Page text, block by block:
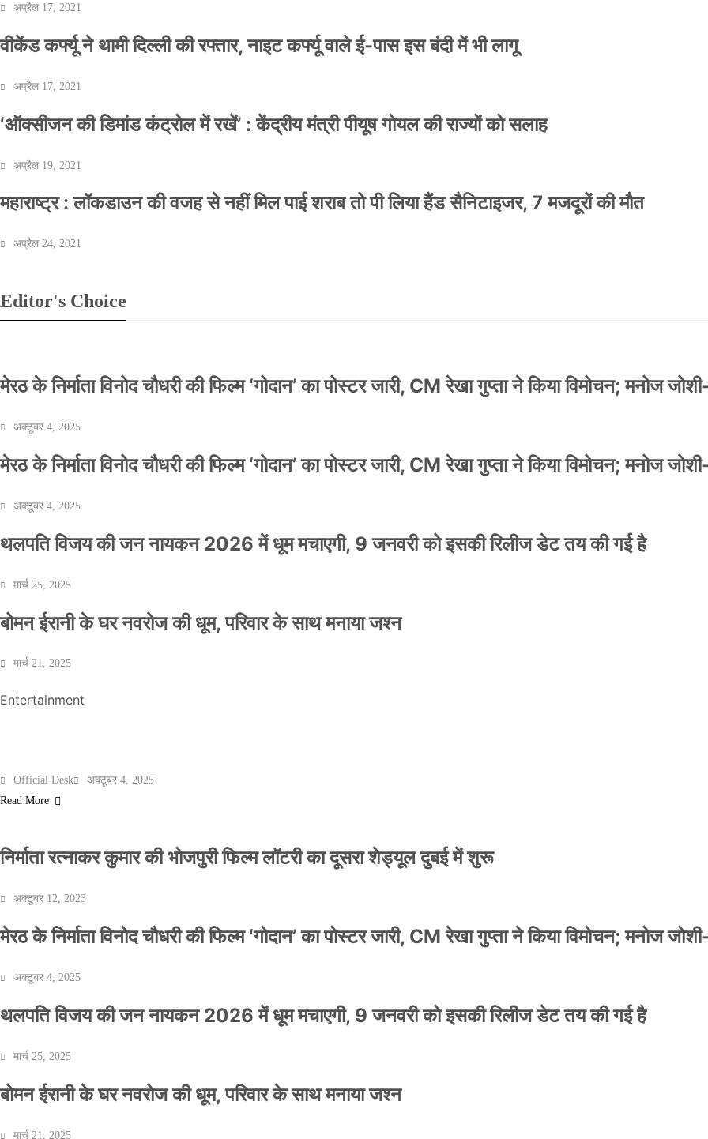
अप्रैल 17, 2021
वीकेंड कर्फ्यू ने थामी दिल्ली की रफ्तार, नाइट कर्फ्यू वाले ई-पास इस बंदी में भी लागू
अप्रैल 17, 2021
‘ऑक्सीजन की डिमांड कंट्रोल में रखें’ : केंद्रीय मंत्री पीयूष गोयल की राज्यों को सलाह
अप्रैल 19, 2021
महाराष्ट्र : लॉकडाउन की वजह से नहीं मिल पाई शराब तो पी लिया हैंड सैनिटाइजर, 7 मजदूरों की मौत
अप्रैल 24, 2021
Editor's Choice
मेरठ के निर्माता विनोद चौधरी की फिल्म ‘गोदान’ का पोस्टर जारी, CM रेखा गुप्ता ने किया विमोचन; मनोज
अक्टूबर 4, 2025
मेरठ के निर्माता विनोद चौधरी की फिल्म ‘गोदान’ का पोस्टर जारी, CM रेखा गुप्ता ने किया विमोचन; मनोज
अक्टूबर 4, 2025
थलपति विजय की जन नायकन 2026 में धूम मचाएगी, 9 जनवरी को इसकी रिलीज डेट तय की गई है
मार्च 25, 2025
बोमन ईरानी के घर नवरोज की धूम, परिवार के साथ मनाया जश्न
मार्च 21, 2025
NEWS
बॉलीवुड के बाद अब डिफेंस टाइकून साहिल लूथरा को मिली जान से मारने की
धमकियाँ : सेलिब्रिटी टारगेटिंग जैसा हूबहू पैटर्न का खुलासा
Official Desk
Entertainment
Official Desk
अक्टूबर 4, 2025
Read More
निर्माता रत्नाकर कुमार की भोजपुरी फिल्म लॉटरी का दूसरा शेड्यूल दुबई में शुरू
अक्टूबर 12, 2023
मेरठ के निर्माता विनोद चौधरी की फिल्म ‘गोदान’ का पोस्टर जारी, CM रेखा गुप्ता ने किया विमोचन; मनोज
अक्टूबर 4, 2025
थलपति विजय की जन नायकन 2026 में धूम मचाएगी, 9 जनवरी को इसकी रिलीज डेट तय की गई है
मार्च 25, 2025
बोमन ईरानी के घर नवरोज की धूम, परिवार के साथ मनाया जश्न
मार्च 21, 2025